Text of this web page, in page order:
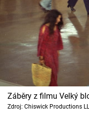
Záběry z filmu Velký
Zdroj: Chiswick Productions